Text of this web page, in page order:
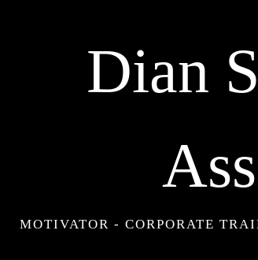
Dian
MOTIVATOR - CORPORATE